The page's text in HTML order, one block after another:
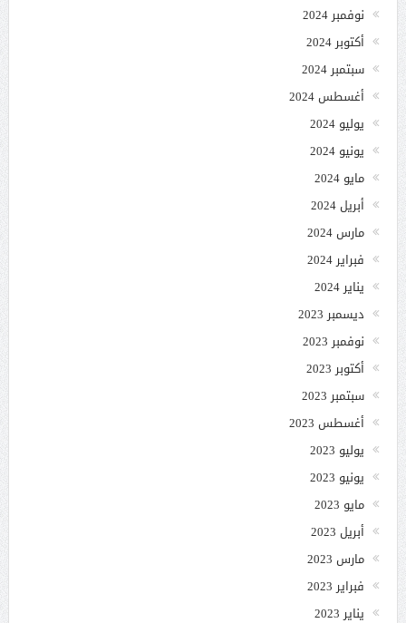
نوفمبر 2024
أكتوبر 2024
سبتمبر 2024
أغسطس 2024
يوليو 2024
يونيو 2024
مايو 2024
أبريل 2024
مارس 2024
فبراير 2024
يناير 2024
ديسمبر 2023
نوفمبر 2023
أكتوبر 2023
سبتمبر 2023
أغسطس 2023
يوليو 2023
يونيو 2023
مايو 2023
أبريل 2023
مارس 2023
فبراير 2023
يناير 2023